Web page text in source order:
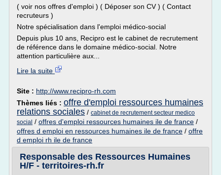
( voir nos offres d'emploi ) ( Déposer son CV ) ( Contact
recruteurs )
Notre spécialisation dans l'emploi médico-social
Depuis plus 10 ans, Recipro est le cabinet de recrutement
de référence dans le domaine médico-social. Notre
attention particulière aux...
Lire la suite
Site : http://www.recipro-rh.com
Thèmes liés : offre d'emploi ressources humaines
relations sociales / cabinet de recrutement secteur medico
social / offres d'emploi ressources humaines ile de france /
offres d emploi en ressources humaines ile de france / offre
d emploi rh ile de france
Responsable des Ressources Humaines
H/F - territoires-rh.fr